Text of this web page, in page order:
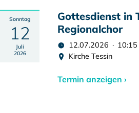
Sonntag
12
Juli
2026
Gottesdienst in
Regionalchor
12.07.2026 · 10:15
Kirche Tessin
Termin anzeigen ›